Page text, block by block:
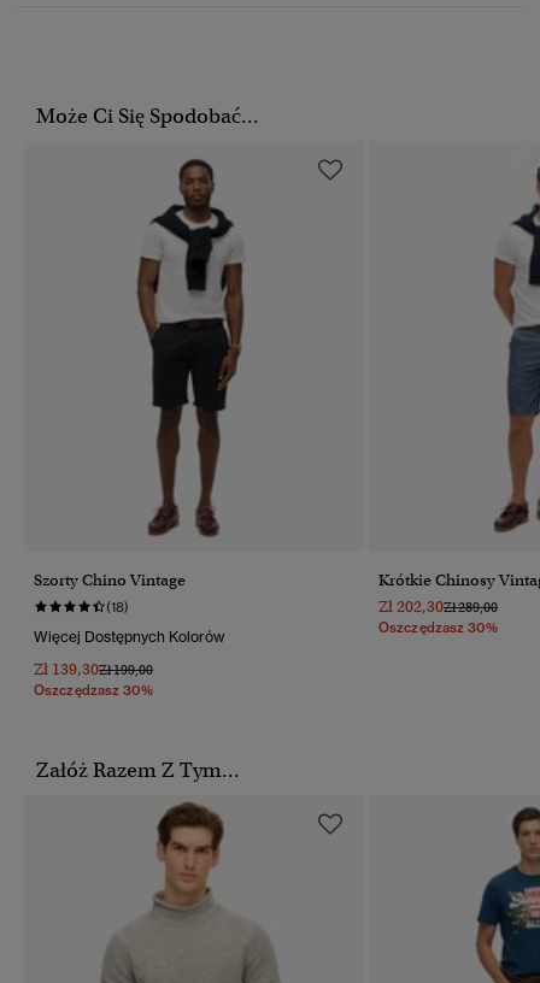
Może Ci Się Spodobać...
Szorty Chino Vintage
(18)
Więcej Dostępnych Kolorów
Zł 139,30Cena Obniżona Od
Zł 199,00Do
Oszczędzasz 30%
Krótkie Chinosy
Zł 202,30Cena
Zł 289,00Do
Oszczędzasz 30%
Załóż Razem Z Tym...